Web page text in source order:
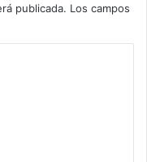
publicada. Los campos